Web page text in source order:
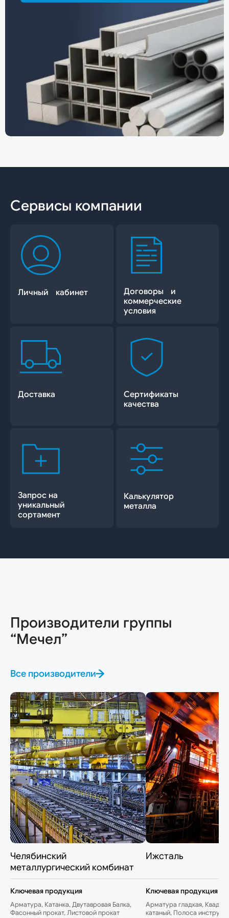
Сервисы компании
Личный кабинет
Договоры и
коммерческие
условия
Доставка
Сертификаты
качества
Запрос на
уникальный
сортамент
Калькулятор
металла
Производители группы
“Мечел”
Все производители
Челябинский
металлургический комбинат
Ключевая продукция
Арматура, Катанка, Двутавровая Балка,
Фасонный прокат, Листовой прокат
Ижсталь
Ключевая продукция
Арматура гладкая,
катаный, Полоса